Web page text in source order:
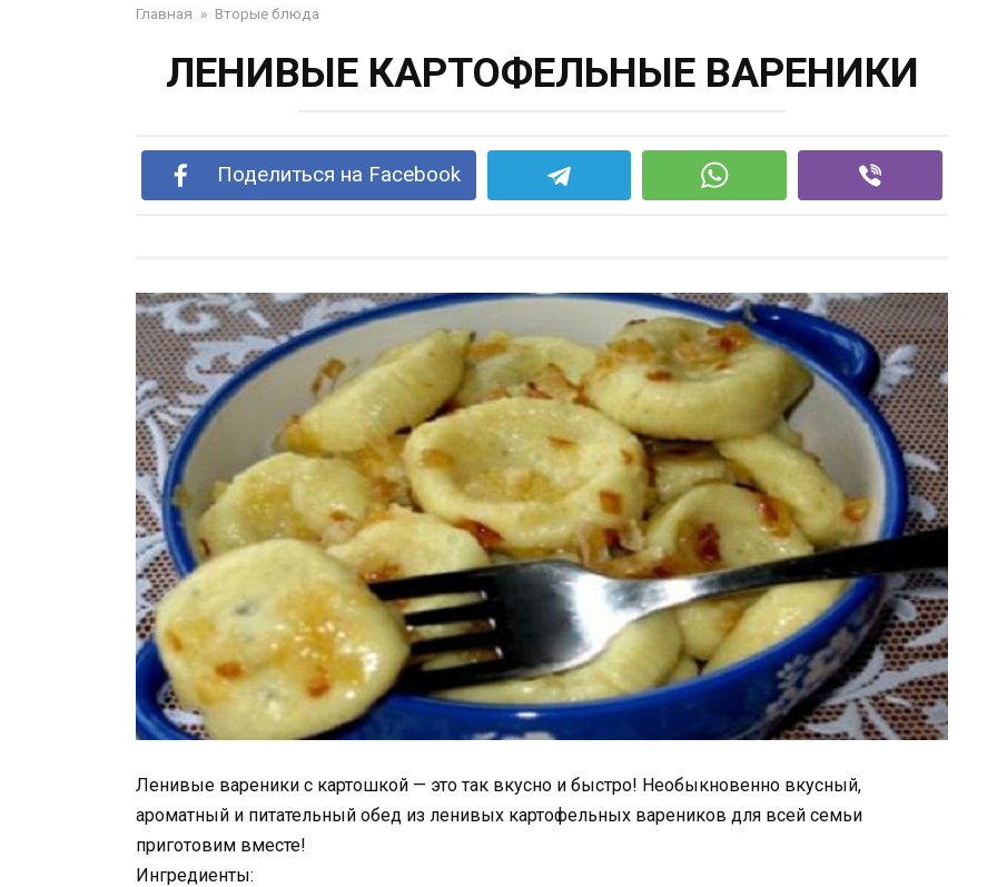
Главная » Вторые блюда
ЛЕНИВЫЕ КАРТОФЕЛЬНЫЕ ВАРЕНИКИ
Поделиться на Facebook
Ленивые вареники с картошкой — это так вкусно и быстро! Необыкновенно вкусный,
ароматный и питательный обед из ленивых картофельных вареников для всей семьи
приготовим вместе!
Ингредиенты: